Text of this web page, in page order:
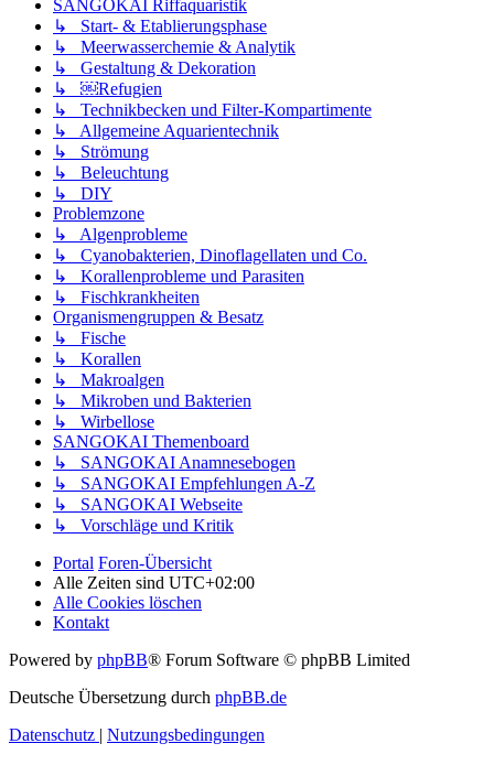
SANGOKAI Riffaquaristik
↳ Start- & Etablierungsphase
↳ Meerwasserchemie & Analytik
↳ Gestaltung & Dekoration
↳ ￼Refugien
↳ Technikbecken und Filter-Kompartimente
↳ Allgemeine Aquarientechnik
↳ Strömung
↳ Beleuchtung
↳ DIY
Problemzone
↳ Algenprobleme
↳ Cyanobakterien, Dinoflagellaten und Co.
↳ Korallenprobleme und Parasiten
↳ Fischkrankheiten
Organismengruppen & Besatz
↳ Fische
↳ Korallen
↳ Makroalgen
↳ Mikroben und Bakterien
↳ Wirbellose
SANGOKAI Themenboard
↳ SANGOKAI Anamnesebogen
↳ SANGOKAI Empfehlungen A-Z
↳ SANGOKAI Webseite
↳ Vorschläge und Kritik
Portal Foren-Übersicht
Alle Zeiten sind UTC+02:00
Alle Cookies löschen
Kontakt
Powered by phpBB® Forum Software © phpBB Limited
Deutsche Übersetzung durch phpBB.de
Datenschutz | Nutzungsbedingungen